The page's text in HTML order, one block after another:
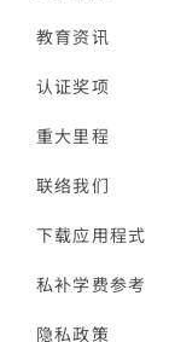
教育资讯
认证奖项
重大里程
联络我们
下载应用程式
私补学费参考
隐私政策